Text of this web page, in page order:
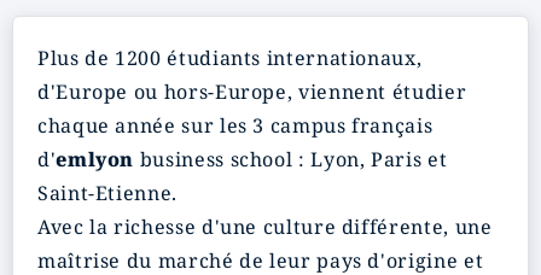
Plus de 1200 étudiants internationaux,
d'Europe ou hors-Europe, viennent étudier
chaque année sur les 3 campus français
d'emlyon business school : Lyon, Paris et
Saint-Etienne.
Avec la richesse d'une culture différente, une
maîtrise du marché de leur pays d'origine et